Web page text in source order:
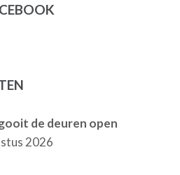
de deuren open
2026